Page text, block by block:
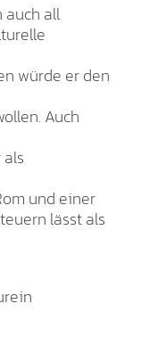
auch all
würde er den
Auch
und einer
lässt als